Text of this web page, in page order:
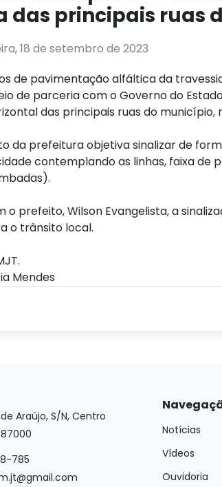
principais ruas
18 de setembro de 2023
de pavimentação alfáltica da
de parceria com o Governo do
das principais ruas do município,
da prefeitura objetiva sinalizar de
contemplando as linhas, faixa de
o prefeito, Wilson Evangelista, a
o trânsito local.
Mendes
Araújo, S/N, Centro
785
Notícias
Vídeos
Ouvidoria